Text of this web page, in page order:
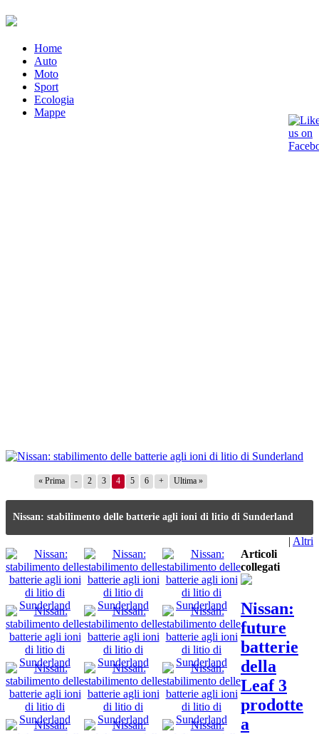
Home
Auto
Moto
Sport
Ecologia
Mappe
« Prima - 2 3 4 5 6 + Ultima »
Nissan: stabilimento delle batterie agli ioni di litio di Sunderland
| Altri
Articoli
collegati
Nissan:
future
batterie
della
Leaf 3
prodotte
a